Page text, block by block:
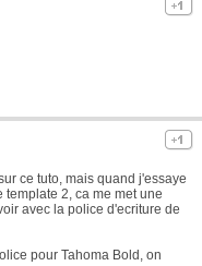
ce tuto, mais quand j'essaye
2, ca me met une
avec la police d'ecriture de
pour Tahoma Bold, on